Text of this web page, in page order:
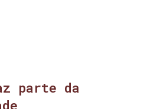
parte da